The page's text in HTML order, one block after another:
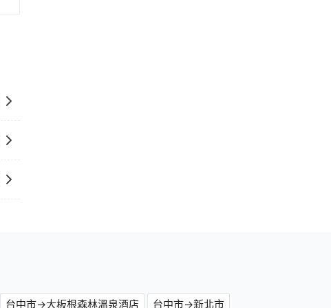
台中市→大板根森林溫泉酒店 台中市→新北市